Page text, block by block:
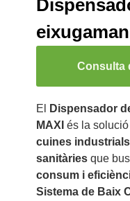
Consulta
El
Dispensador
MAXI és la
cuines
sanitàriesque
consum i
Sistema de Baix